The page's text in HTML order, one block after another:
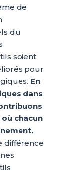
de
du
soient
pour
En
dans
chacun
différence